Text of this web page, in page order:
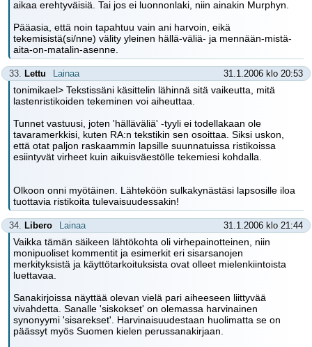
aikaa erehtyväisiä. Tai jos ei luonnonlaki, niin ainakin Murphyn.
Pääasia, että noin tapahtuu vain ani harvoin, eikä
tekemisistä(si/nne) välity yleinen hällä-väliä- ja mennään-mistä-
aita-on-matalin-asenne.
33. Lettu Lainaa 31.1.2006 klo 20:53
tonimikael> Tekstissäni käsittelin lähinnä sitä vaikeutta, mitä
lastenristikoiden tekeminen voi aiheuttaa.
Tunnet vastuusi, joten 'hälläväliä' -tyyli ei todellakaan ole
tavaramerkkisi, kuten RA:n tekstikin sen osoittaa. Siksi uskon,
että otat paljon raskaammin lapsille suunnatuissa ristikoissa
esiintyvät virheet kuin aikuisväestölle tekemiesi kohdalla.
Olkoon onni myötäinen. Lähteköön sulkakynästäsi lapsosille iloa
tuottavia ristikoita tulevaisuudessakin!
34. Libero Lainaa 31.1.2006 klo 21:44
Vaikka tämän säikeen lähtökohta oli virhepainotteinen, niin
monipuoliset kommentit ja esimerkit eri sisarsanojen
merkityksistä ja käyttötarkoituksista ovat olleet mielenkiintoista
luettavaa.
Sanakirjoissa näyttää olevan vielä pari aiheeseen liittyvää
vivahdetta. Sanalle 'siskokset' on olemassa harvinainen
synonyymi 'sisarekset'. Harvinaisuudestaan huolimatta se on
päässyt myös Suomen kielen perussanakirjaan.